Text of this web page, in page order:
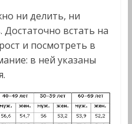
ни делить, ни
встать на
и посмотреть в
в ней указаны